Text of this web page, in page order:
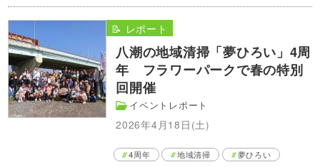
八潮の地域清掃「夢ひろい」4周
年 フラワーパークで春の特別
回開催
イベントレポート
2026年4月18日(土)
📝 レポート
4周年 地域清掃 夢ひろい